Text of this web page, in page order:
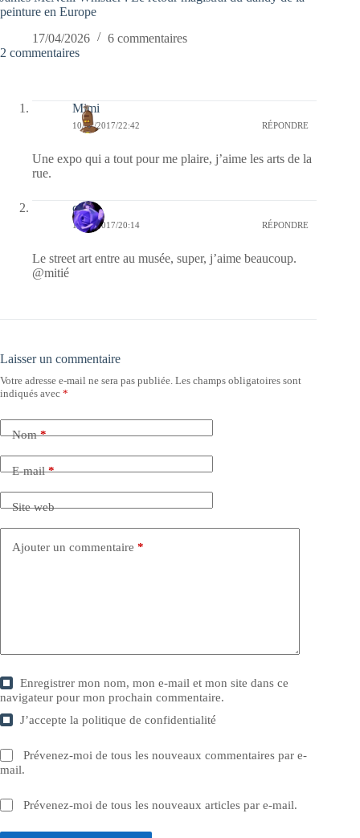
peinture en Europe
17/04/2026
6 commentaires
2 commentaires
Mimi
10/01/2017/22:42 RÉPONDRE
Une expo qui a tout pour me plaire, j’aime les arts de la
rue.
covix
10/01/2017/20:14 RÉPONDRE
Le street art entre au musée, super, j’aime beaucoup.
@mitié
Laisser un commentaire
Votre adresse e-mail ne sera pas publiée. Les champs obligatoires sont
indiqués avec *
Nom*
E-mail*
Site web
Ajouter un commentaire *
Enregistrer mon nom, mon e-mail et mon site dans ce
navigateur pour mon prochain commentaire.
J’accepte lapolitique de confidentialité
Prévenez-moi de tous les nouveaux commentaires par e-
mail.
Prévenez-moi de tous les nouveaux articles par e-mail.